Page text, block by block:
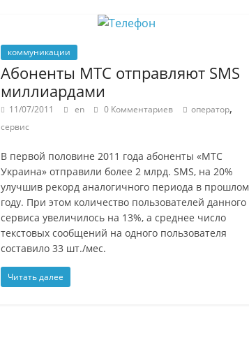
коммуникации
Абоненты МТС отправляют SMS
миллиардами
11/07/2011 en 0 Комментариев оператор,
сервис
В первой половине 2011 года абоненты «МТС
Украина» отправили более 2 млрд. SMS, на 20%
улучшив рекорд аналогичного периода в прошлом
году. При этом количество пользователей данного
сервиса увеличилось на 13%, а среднее число
текстовых сообщений на одного пользователя
составило 33 шт./мес.
Читать далее